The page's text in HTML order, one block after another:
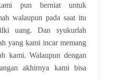
pun berniat untuk
walaupun pada saat itu
uang. Dan syukurlah
yang kami incar memang
kami. Walaupun dengan
akhirnya kami bisa